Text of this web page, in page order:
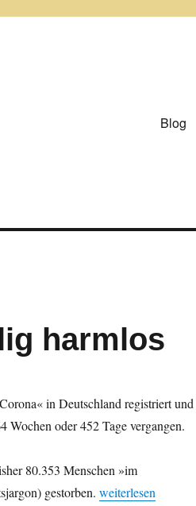
Blog
harmlos
in Deutschland registriert und
Wochen oder 452 Tage vergangen.
80.353 Menschen »im
gestorben. „SARS-Cov-2
weiterlesen